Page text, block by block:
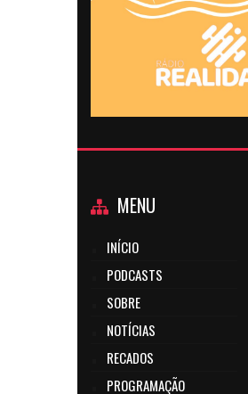
MENU
INÍCIO
PODCASTS
SOBRE
NOTÍCIAS
RECADOS
PROGRAMAÇÃO